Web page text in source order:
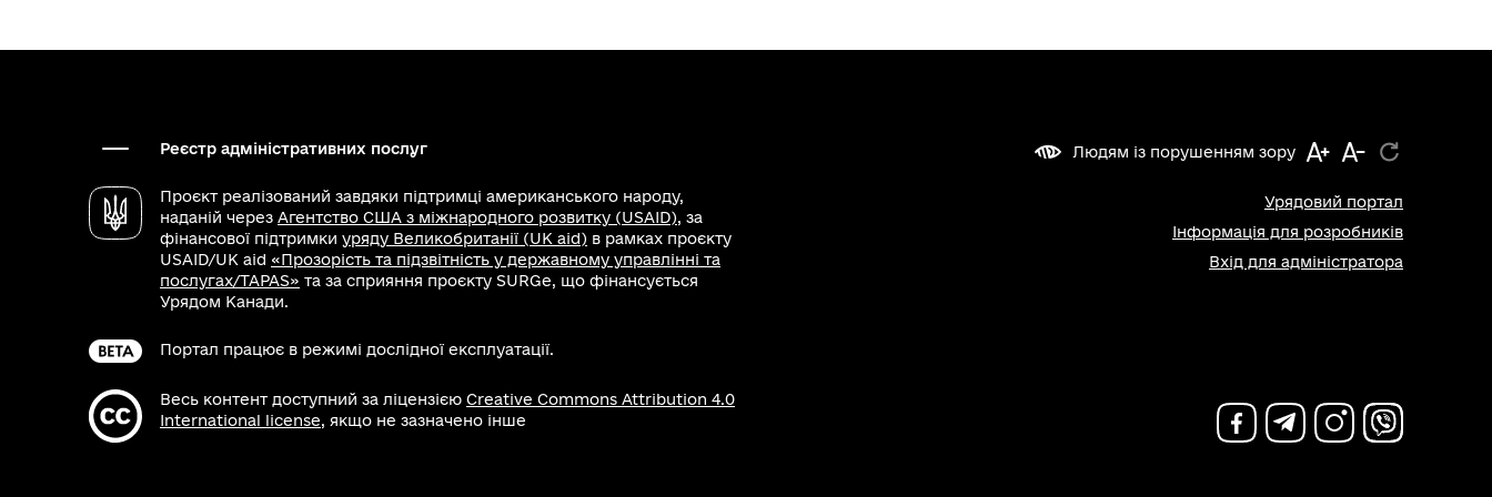
Реєстр адміністративних послуг
Проєкт реалізований завдяки підтримці американського народу,
наданій через Агентство США з міжнародного розвитку (USAID), за
фінансової підтримки уряду Великобританії (UK aid) в рамках проєкту
USAID/UK aid «Прозорість та підзвітність у державному управлінні та
послугах/TAPAS» та за сприяння проєкту SURGe, що фінансується
Урядом Канади.
Портал працює в режимі дослідної експлуатації.
Весь контент доступний за ліцензією Creative Commons Attribution 4.0
International license, якщо не зазначено інше
Людям із порушенням зору
Урядовий портал
Інформація для розробників
Вхід для адміністратора